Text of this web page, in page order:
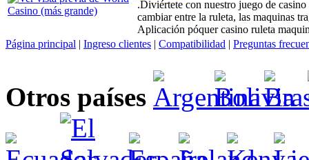
.Diviértete con nuestro juego de
cambiar entre la ruleta, las maquinas
Aplicación póquer casino ruleta
Página principal | Ingreso clientes | Compatibilidad | Preguntas
Otros países